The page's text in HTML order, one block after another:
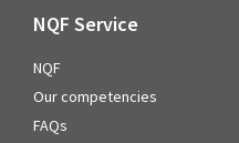
NQF Service
NQF
Our competencies
FAQs